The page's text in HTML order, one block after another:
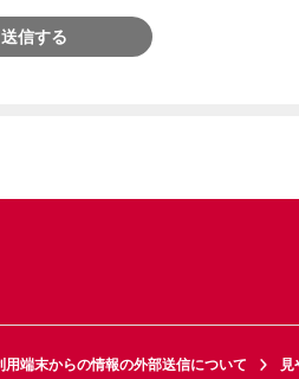
送信する
用端末からの情報の外部送信について 見